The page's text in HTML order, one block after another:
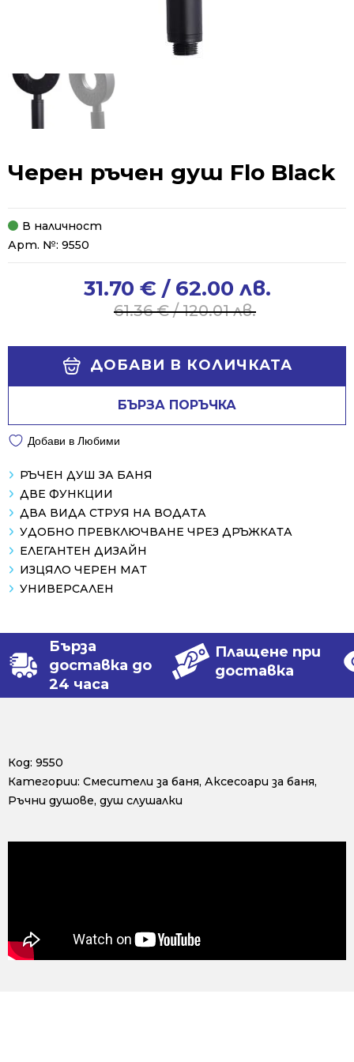
Черен ръчен душ Flo Black
В наличност
Арт. №: 9550
61.36€/ 120.01 лв.
61.36 €
31.70 € / 62.00 лв.
31.70 €
ДОБАВИ В КОЛИЧКАТА
БЪРЗА ПОРЪЧКА
Добави в Любими
РЪЧЕН ДУШ ЗА БАНЯ
ДВЕ ФУНКЦИИ
ДВА ВИДА СТРУЯ НА ВОДАТА
УДОБНО ПРЕВКЛЮЧВАНЕ ЧРЕЗ ДРЪЖКАТА
ЕЛЕГАНТЕН ДИЗАЙН
ИЗЦЯЛО ЧЕРЕН МАТ
УНИВЕРСАЛЕН
Бърза
доставка до
24 часа
Плащене при
доставка
Код: 9550
Категории: Смесители за баня, Аксесоари за баня,
Ръчни душове, душ слушалки